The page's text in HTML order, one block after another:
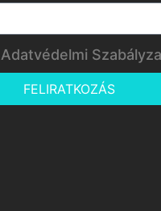
Adatvédelmi
FELIRATKOZÁS